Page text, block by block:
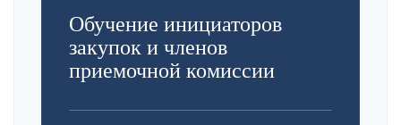
Обучение инициаторов
закупок и членов
приемочной комиссии